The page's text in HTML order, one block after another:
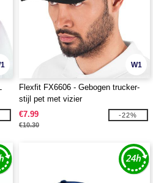
W1
Flexfit FX6606 - Gebogen trucker-
stijl pet met vizier
€7.99
€10.30
-22%